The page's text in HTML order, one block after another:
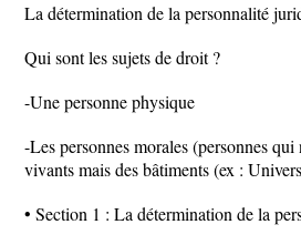
La détermination de la personnalité
Qui sont les sujets de droit ?
-Une personne physique
-Les personnes morales (personnes qui
vivants mais des bâtiments (ex :
• Section 1 : La détermination de la